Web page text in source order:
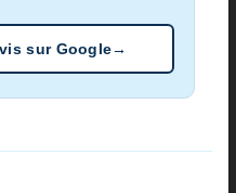
sur Google→